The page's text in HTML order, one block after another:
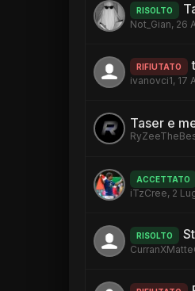
RISOLTO
Not_Gian, 26
RIFIUTATO
ivanovci1, 17
Taser e
ACCETTATO
iTzCree, 2
RISOLTO